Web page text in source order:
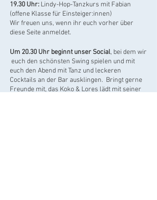
19.30 Uhr: Lindy-Hop-Tanzkurs mit Fabian
(offene Klasse für Einsteiger:innen)
Wir freuen uns, wenn ihr euch vorher über
diese Seite anmeldet.
Um 20.30 Uhr beginnt unser Social, bei dem wir
euch den schönsten Swing spielen und mit
euch den Abend mit Tanz und leckeren
Cocktails an der Bar ausklingen. Bringt gerne
Freunde mit, das Koko & Lores lädt mit seiner